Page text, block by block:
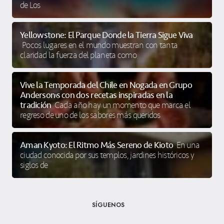
de Los
Yellowstone: El Parque Donde la Tierra Sigue Viva
Pocos lugares en el mundo muestran con tanta
claridad la fuerza del planeta como
Vive la Temporada del Chile en Nogada en Grupo
Anderson’s con dos recetas inspiradas en la
tradición Cada año hay un momento que marca el
regreso de uno de los sabores más queridos
Aman Kyoto: El Ritmo Más Sereno de Kioto En una
ciudad conocida por sus templos, jardines históricos y
siglos de
SÍGUENOS